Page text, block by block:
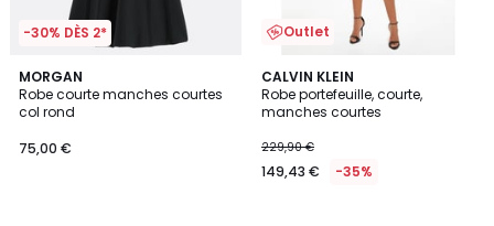
-30% DÈS 2*
MORGAN
Robe courte manches courtes
col rond
75,00 €
Outlet
CALVIN KLEIN
Robe portefeuille, courte,
manches courtes
229,90 €
149,43 € -35%